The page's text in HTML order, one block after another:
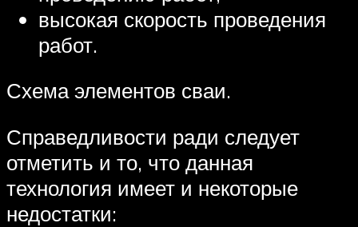
высокая скорость проведения
работ.
Схема элементов сваи.
Справедливости ради следует
отметить и то, что данная
технология имеет и некоторые
недостатки: